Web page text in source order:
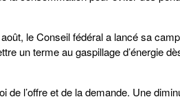
le Conseil fédéral a lancé sa
un terme au gaspillage d’énergie
l’offre et de la demande. Une